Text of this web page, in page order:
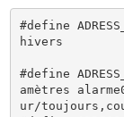
#define
hivers
#define
amètres
ur/